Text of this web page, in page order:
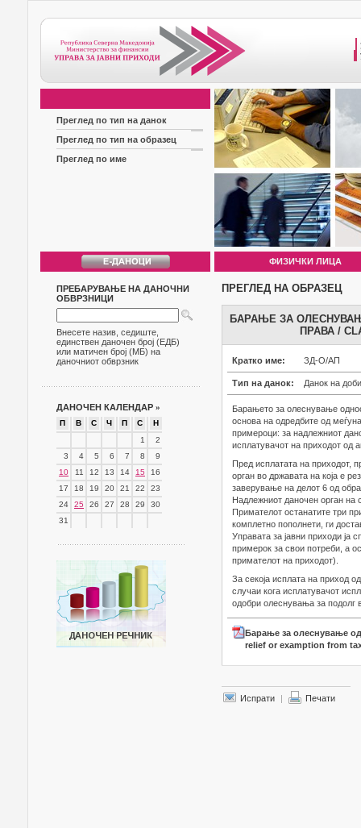
Преглед по тип на данок
Преглед по тип на образец
Преглед по име
ФИЗИЧКИ ЛИЦА
ПРЕБАРУВАЊЕ НА ДАНОЧНИ
ОБВРЗНИЦИ
Внесете назив, седиште,
единствен даночен број (ЕДБ)
или матичен број (МБ) на
даночниот обврзник
ДАНОЧЕН КАЛЕНДАР »
П В С Ч П С
Н
1
2
3
4 5 6 7 8
9
10
11 12 13 14 15
16
17
18 19 20 21 22
23
24
25 26 27 28 29
30
31
ПРЕГЛЕД НА ОБРАЗЕЦ
БАРАЊЕ ЗА
ПРАВА /
Кратко име: ЗД-О/АП
Тип на данок: Данок на
Барањето за олеснување
основа на одредбите од
примероци: за надлежниот
исплатувачот на приходот од
Пред исплатата на приходот,
орган во државата на која е
заверување на делот 6 од
Надлежниот даночен орган на
Примателот останатите три
комплетно пополнети, ги
Управата за јавни приходи ја
примерок за свои потреби, а
примателот на приходот).
За секоја исплата на приход
случаи кога исплатувачот
одобри олеснувања за подолг
Барање за олеснување
relief or examption from
Испрати | Печати